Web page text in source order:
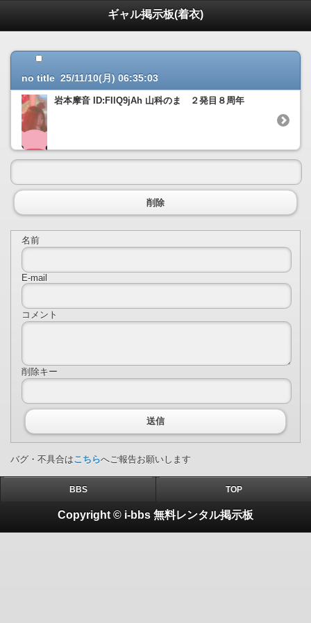
ギャル掲示板(着衣)
no title 25/11/10(月) 06:35:03
岩本摩音 ID:FIlQ9jAh 山科のま ２発目８周年
削除
名前
E-mail
コメント
削除キー
送信
バグ・不具合はこちらへご報告お願いします
BBS TOP
Copyright © i-bbs 無料レンタル掲示板